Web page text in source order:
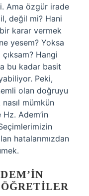
Ama özgür irade
değil mi? Hani
karar vermek
yesem? Yoksa
Hangi
bu kadar basit
Peki,
olan doğruyu
mümkün
Adem’in
hatalarımızdan